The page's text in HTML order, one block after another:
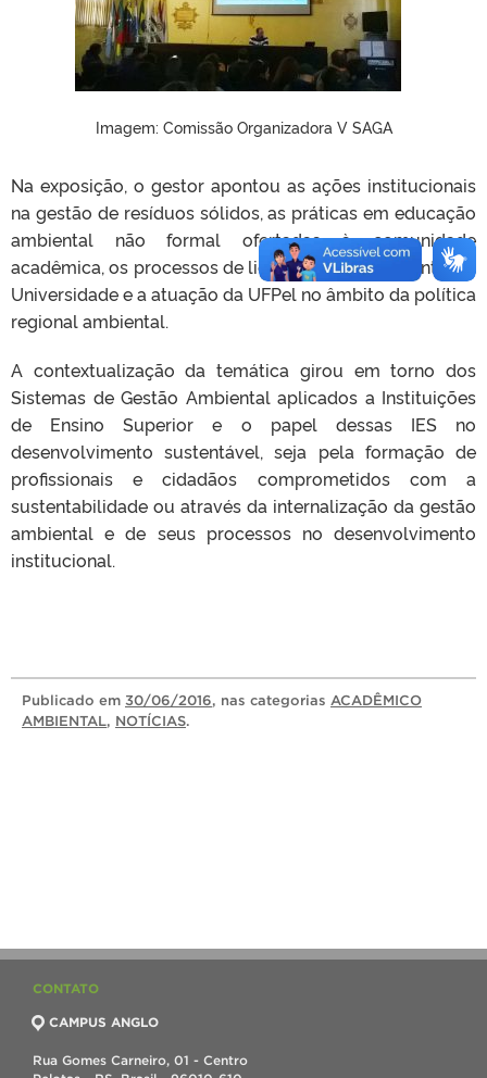
Imagem: Comissão Organizadora V SAGA
Na exposição, o gestor apontou as ações institucionais
na gestão de resíduos sólidos, as práticas em educação
ambiental não formal ofertadas à comunidade
acadêmica, os processos de licenciamento ambiental na
Universidade e a atuação da UFPel no âmbito da política
regional ambiental.
A contextualização da temática girou em torno dos
Sistemas de Gestão Ambiental aplicados a Instituições
de Ensino Superior e o papel dessas IES no
desenvolvimento sustentável, seja pela formação de
profissionais e cidadãos comprometidos com a
sustentabilidade ou através da internalização da gestão
ambiental e de seus processos no desenvolvimento
institucional.
Publicado em 30/06/2016, nas categorias ACADÊMICO
AMBIENTAL, NOTÍCIAS.
CONTATO
CAMPUS ANGLO
Rua Gomes Carneiro, 01 - Centro